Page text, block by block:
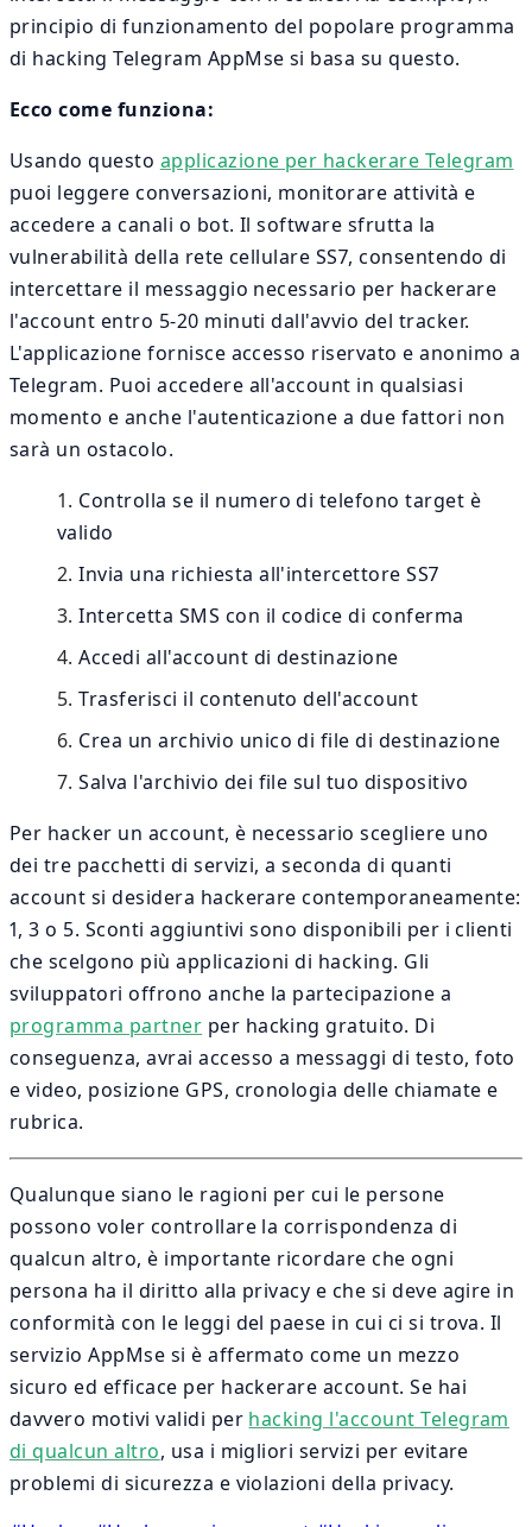
principio di funzionamento del popolare programma
di hacking Telegram AppMse si basa su questo.
Ecco come funziona:
Usando questo applicazione per hackerare Telegram
puoi leggere conversazioni, monitorare attività e
accedere a canali o bot. Il software sfrutta la
vulnerabilità della rete cellulare SS7, consentendo di
intercettare il messaggio necessario per hackerare
l'account entro 5-20 minuti dall'avvio del tracker.
L'applicazione fornisce accesso riservato e anonimo a
Telegram. Puoi accedere all'account in qualsiasi
momento e anche l'autenticazione a due fattori non
sarà un ostacolo.
Controlla se il numero di telefono target è
valido
Invia una richiesta all'intercettore SS7
Intercetta SMS con il codice di conferma
Accedi all'account di destinazione
Trasferisci il contenuto dell'account
Crea un archivio unico di file di destinazione
Salva l'archivio dei file sul tuo dispositivo
Per hacker un account, è necessario scegliere uno
dei tre pacchetti di servizi, a seconda di quanti
account si desidera hackerare contemporaneamente:
1, 3 o 5. Sconti aggiuntivi sono disponibili per i clienti
che scelgono più applicazioni di hacking. Gli
sviluppatori offrono anche la partecipazione a
programma partner per hacking gratuito. Di
conseguenza, avrai accesso a messaggi di testo, foto
e video, posizione GPS, cronologia delle chiamate e
rubrica.
Qualunque siano le ragioni per cui le persone
possono voler controllare la corrispondenza di
qualcun altro, è importante ricordare che ogni
persona ha il diritto alla privacy e che si deve agire in
conformità con le leggi del paese in cui ci si trova. Il
servizio AppMse si è affermato come un mezzo
sicuro ed efficace per hackerare account. Se hai
davvero motivi validi per hacking l'account Telegram
di qualcun altro, usa i migliori servizi per evitare
problemi di sicurezza e violazioni della privacy.